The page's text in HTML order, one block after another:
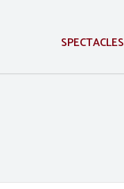
SPECTACLES